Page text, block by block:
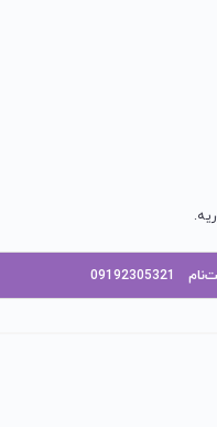
09192305321